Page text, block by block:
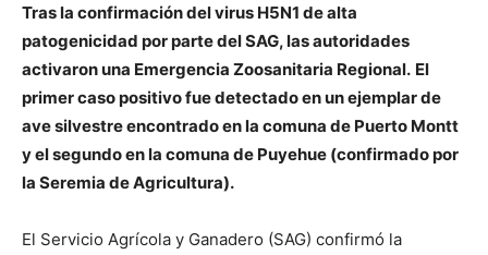
Tras la confirmación del virus H5N1 de alta
patogenicidad por parte del SAG, las autoridades
activaron una Emergencia Zoosanitaria Regional. El
primer caso positivo fue detectado en un ejemplar de
ave silvestre encontrado en la comuna de Puerto Montt
y el segundo en la comuna de Puyehue (confirmado por
la Seremia de Agricultura).
El Servicio Agrícola y Ganadero (SAG) confirmó la